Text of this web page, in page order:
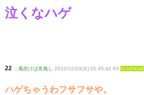
泣くなハゲ
22 : 風吹けば名無し 2022/12/20(火) 01:45:42.83
ハゲちゃうわフサフサや。